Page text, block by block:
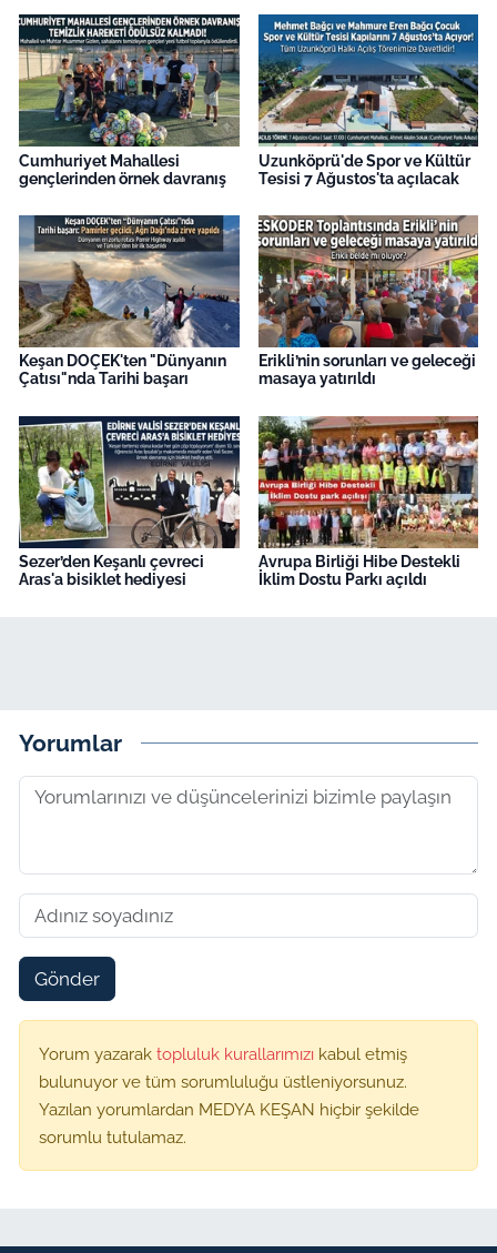
Cumhuriyet Mahallesi
gençlerinden örnek davranış
Uzunköprü'de Spor ve Kültür
Tesisi 7 Ağustos'ta açılacak
Keşan DOÇEK'ten "Dünyanın
Çatısı"nda Tarihi başarı
Erikli’nin sorunları ve geleceği
masaya yatırıldı
Sezer’den Keşanlı çevreci
Aras'a bisiklet hediyesi
Avrupa Birliği Hibe Destekli
İklim Dostu Parkı açıldı
Yorumlar
Gönder
Yorum yazarak topluluk kurallarımızı kabul etmiş
bulunuyor ve tüm sorumluluğu üstleniyorsunuz.
Yazılan yorumlardan MEDYA KEŞAN hiçbir şekilde
sorumlu tutulamaz.